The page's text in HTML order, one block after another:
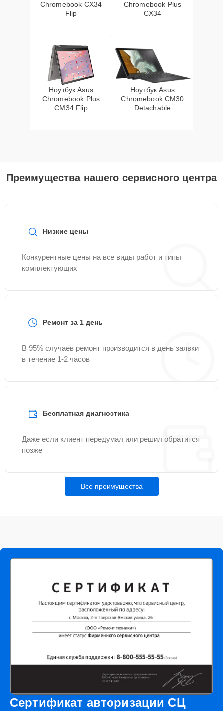
Chromebook CX34
Flip
Chromebook Plus
CX34
Ноутбук Asus
Chromebook Plus
CM34 Flip
Ноутбук Asus
Chromebook CM30
Detachable
Преимущества нашего сервисного центра
Низкие цены
Конкурентные цены на все виды работ и типы
комплектующих
Ремонт за 1 день
В 95% случаев ремонт производится в день заявки
в течение 1-2 часов
Бесплатная диагностика
Даже если клиент передумал или решил обратится
позже
Все преимущества
Сертификат авторизации СЦ